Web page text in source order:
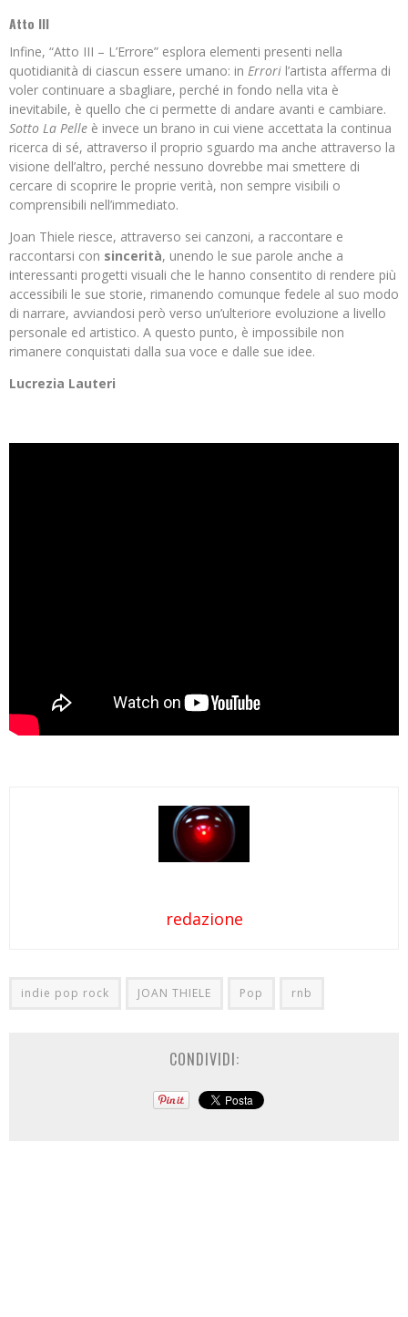
Atto III
Infine, “Atto III – L’Errore” esplora elementi presenti nella
quotidianità di ciascun essere umano: in Errori l’artista afferma di
voler continuare a sbagliare, perché in fondo nella vita è
inevitabile, è quello che ci permette di andare avanti e cambiare.
Sotto La Pelle è invece un brano in cui viene accettata la continua
ricerca di sé, attraverso il proprio sguardo ma anche attraverso la
visione dell’altro, perché nessuno dovrebbe mai smettere di
cercare di scoprire le proprie verità, non sempre visibili o
comprensibili nell’immediato.
Joan Thiele riesce, attraverso sei canzoni, a raccontare e
raccontarsi con sincerità, unendo le sue parole anche a
interessanti progetti visuali che le hanno consentito di rendere più
accessibili le sue storie, rimanendo comunque fedele al suo modo
di narrare, avviandosi però verso un’ulteriore evoluzione a livello
personale ed artistico. A questo punto, è impossibile non
rimanere conquistati dalla sua voce e dalle sue idee.
Lucrezia Lauteri
redazione
indie pop rock JOAN THIELE Pop rnb
CONDIVIDI: